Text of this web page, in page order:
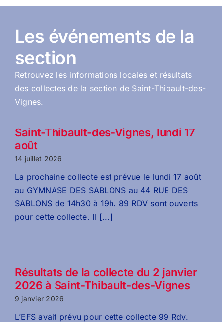
Les événements de la
section
Retrouvez les informations locales et résultats
des collectes de la section de Saint-Thibault-des-
Vignes.
Saint-Thibault-des-Vignes, lundi 17
août
14 juillet 2026
La prochaine collecte est prévue le lundi 17 août
au GYMNASE DES SABLONS au 44 RUE DES
SABLONS de 14h30 à 19h. 89 RDV sont ouverts
pour cette collecte. Il [...]
Résultats de la collecte du 2 janvier
2026 à Saint-Thibault-des-Vignes
9 janvier 2026
L’EFS avait prévu pour cette collecte 99 Rdv.